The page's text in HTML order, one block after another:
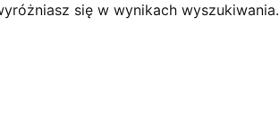
się w wynikach wyszukiwania.